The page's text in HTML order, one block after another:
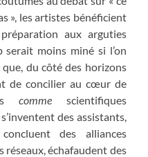
», les artistes bénéficient
aux arguties
serait moins miné si l’on
du côté des horizons
de concilier au cœur de
comme scientifiques
des assistants,
des alliances
réseaux, échafaudent des